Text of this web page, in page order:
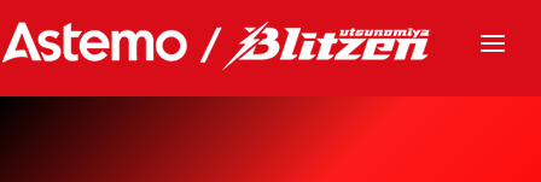
ニュース